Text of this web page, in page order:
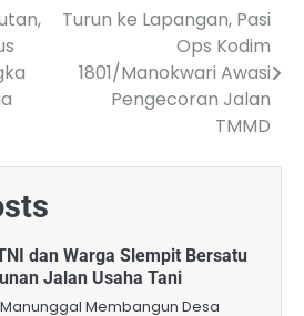
Turun ke Lapangan, Pasi
Ops Kodim
1801/Manokwari Awasi
Pengecoran Jalan
TMMD
dan Warga Slempit Bersatu
Jalan Usaha Tani
Membangun Desa